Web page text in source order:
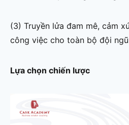
(3) Truyền lửa đam mê, cảm
công việc cho toàn bộ đội
Lựa chọn chiến lược